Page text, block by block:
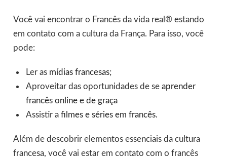
Você vai encontrar o Francês da vida real® estando
em contato com a cultura da França. Para isso, você
pode:
Ler as mídias francesas;
Aproveitar das oportunidades de se aprender
francês online e de graça
Assistir a filmes e séries em francês.
Além de descobrir elementos essenciais da cultura
francesa, você vai estar em contato com o francês